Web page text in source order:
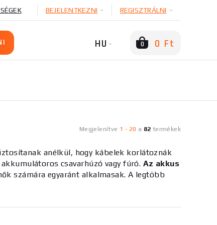
BEJELENTKEZNI REGISZTRÁLNI
HU 0 0 Ft
Megjelenítve 1 - 20 a 82 termékek
anélkül, hogy kábelek korlátoznák
csavarhúzó vagy fúró. Az akkus
számára egyaránt alkalmasak. A legtöbb
hosszú működési időt egyetlen töltéssel.
területét. A kisebb modellek általános
a fúrókhoz, és szélesebb